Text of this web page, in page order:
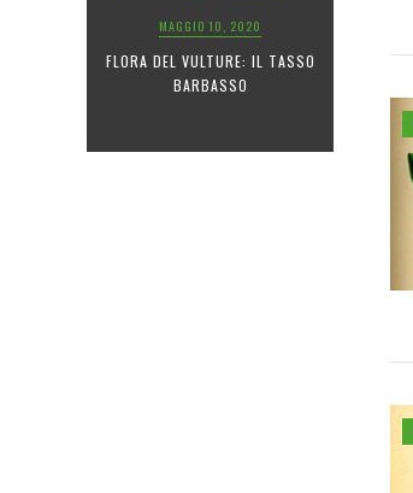
MAGGIO 10, 2020
FLORA DEL VULTURE: IL TASSO
BARBASSO